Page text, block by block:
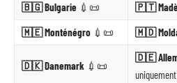
🇧🇬 Bulgarie 💉📜 🇵🇹
🇲🇪 Monténégro 💉📜 🇲🇩
🇩🇰 Danemark 💉📜
🇩🇪